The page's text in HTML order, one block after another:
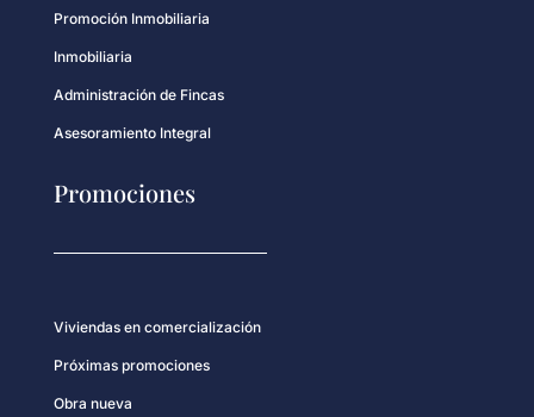
Promoción Inmobiliaria
Inmobiliaria
Administración de Fincas
Asesoramiento Integral
Promociones
Viviendas en comercialización
Próximas promociones
Obra nueva